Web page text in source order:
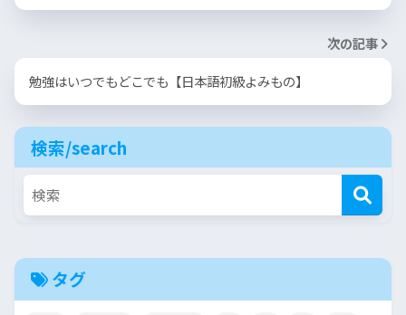
次の記事
勉強はいつでもどこでも【日本語初級よみもの】
検索/search
タグ